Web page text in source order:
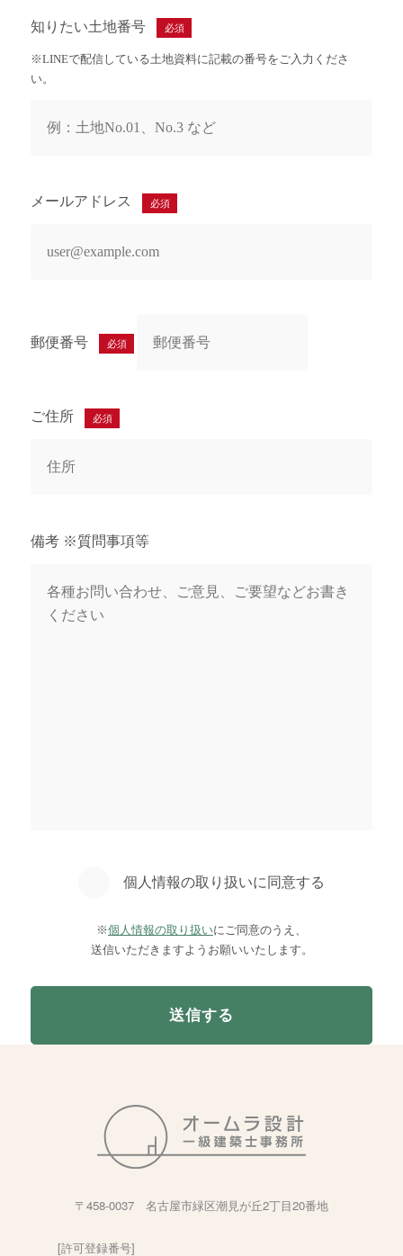
知りたい土地番号 必須
※LINEで配信している土地資料に記載の番号をご入力くださ
い。
メールアドレス 必須
郵便番号 必須
ご住所 必須
備考 ※質問事項等
個人情報の取り扱いに同意する
※個人情報の取り扱いにご同意のうえ、
送信いただきますようお願いいたします。
〒458-0037 名古屋市緑区潮見が丘2丁目20番地
[許可登録番号]